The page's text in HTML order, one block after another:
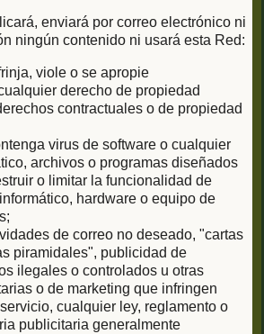
enviará por correo electrónico ni
ningún contenido ni usará esta Red:
viole o se apropie
derecho de propiedad
contractuales o de propiedad
virus de software o cualquier
archivos o programas diseñados
o limitar la funcionalidad de
hardware o equipo de
de correo no deseado, "cartas
piramidales", publicidad de
ilegales o controlados u otras
o de marketing que infringen
cualquier ley, reglamento o
publicitaria generalmente